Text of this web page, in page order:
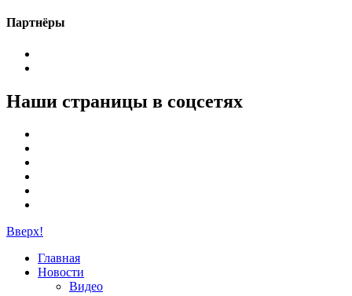
Партнёры
Наши страницы в соцсетях
Вверх!
Главная
Новости
Видео